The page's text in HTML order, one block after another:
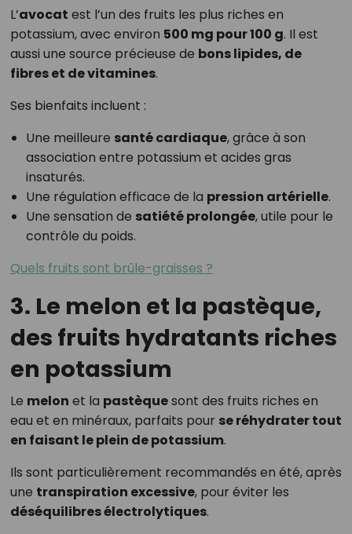
L’avocat est l’un des fruits les plus riches en
potassium, avec environ 500 mg pour 100 g. Il est
aussi une source précieuse de bons lipides, de
fibres et de vitamines.
Ses bienfaits incluent :
Une meilleure santé cardiaque, grâce à son
association entre potassium et acides gras
insaturés.
Une régulation efficace de la pression artérielle.
Une sensation de satiété prolongée, utile pour le
contrôle du poids.
Quels fruits sont brûle-graisses ?
3. Le melon et la pastèque,
des fruits hydratants riches
en potassium
Le melon et la pastèquesont des fruits riches en
eau et en minéraux, parfaits pour se réhydrater tout
en faisant le plein de potassium.
Ils sont particulièrement recommandés en été, après
une transpiration excessive, pour éviter les
déséquilibres électrolytiques.